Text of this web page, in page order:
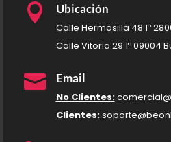
 Ubicación
Calle Hermosilla 48 1º
Calle Vitoria 29 1º 09004
 Email
No Clientes:
Clientes: